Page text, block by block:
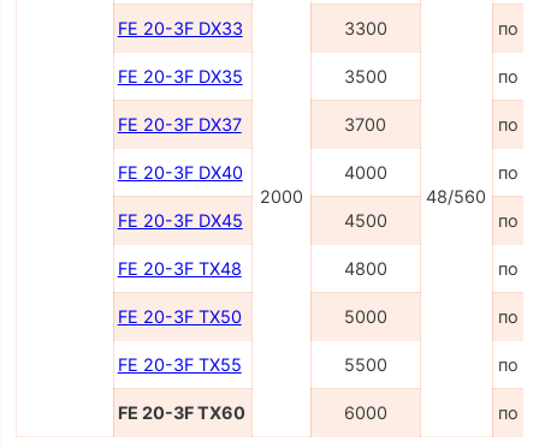
2000 48/560
FE 20-3F DX33 3300 по
FE 20-3F DX35 3500 по
FE 20-3F DX37 3700 по
FE 20-3F DX40 4000 по
FE 20-3F DX45 4500 по
FE 20-3F TX48 4800 по
FE 20-3F TX50 5000 по
FE 20-3F TX55 5500 по
FE 20-3F TX60 6000 по